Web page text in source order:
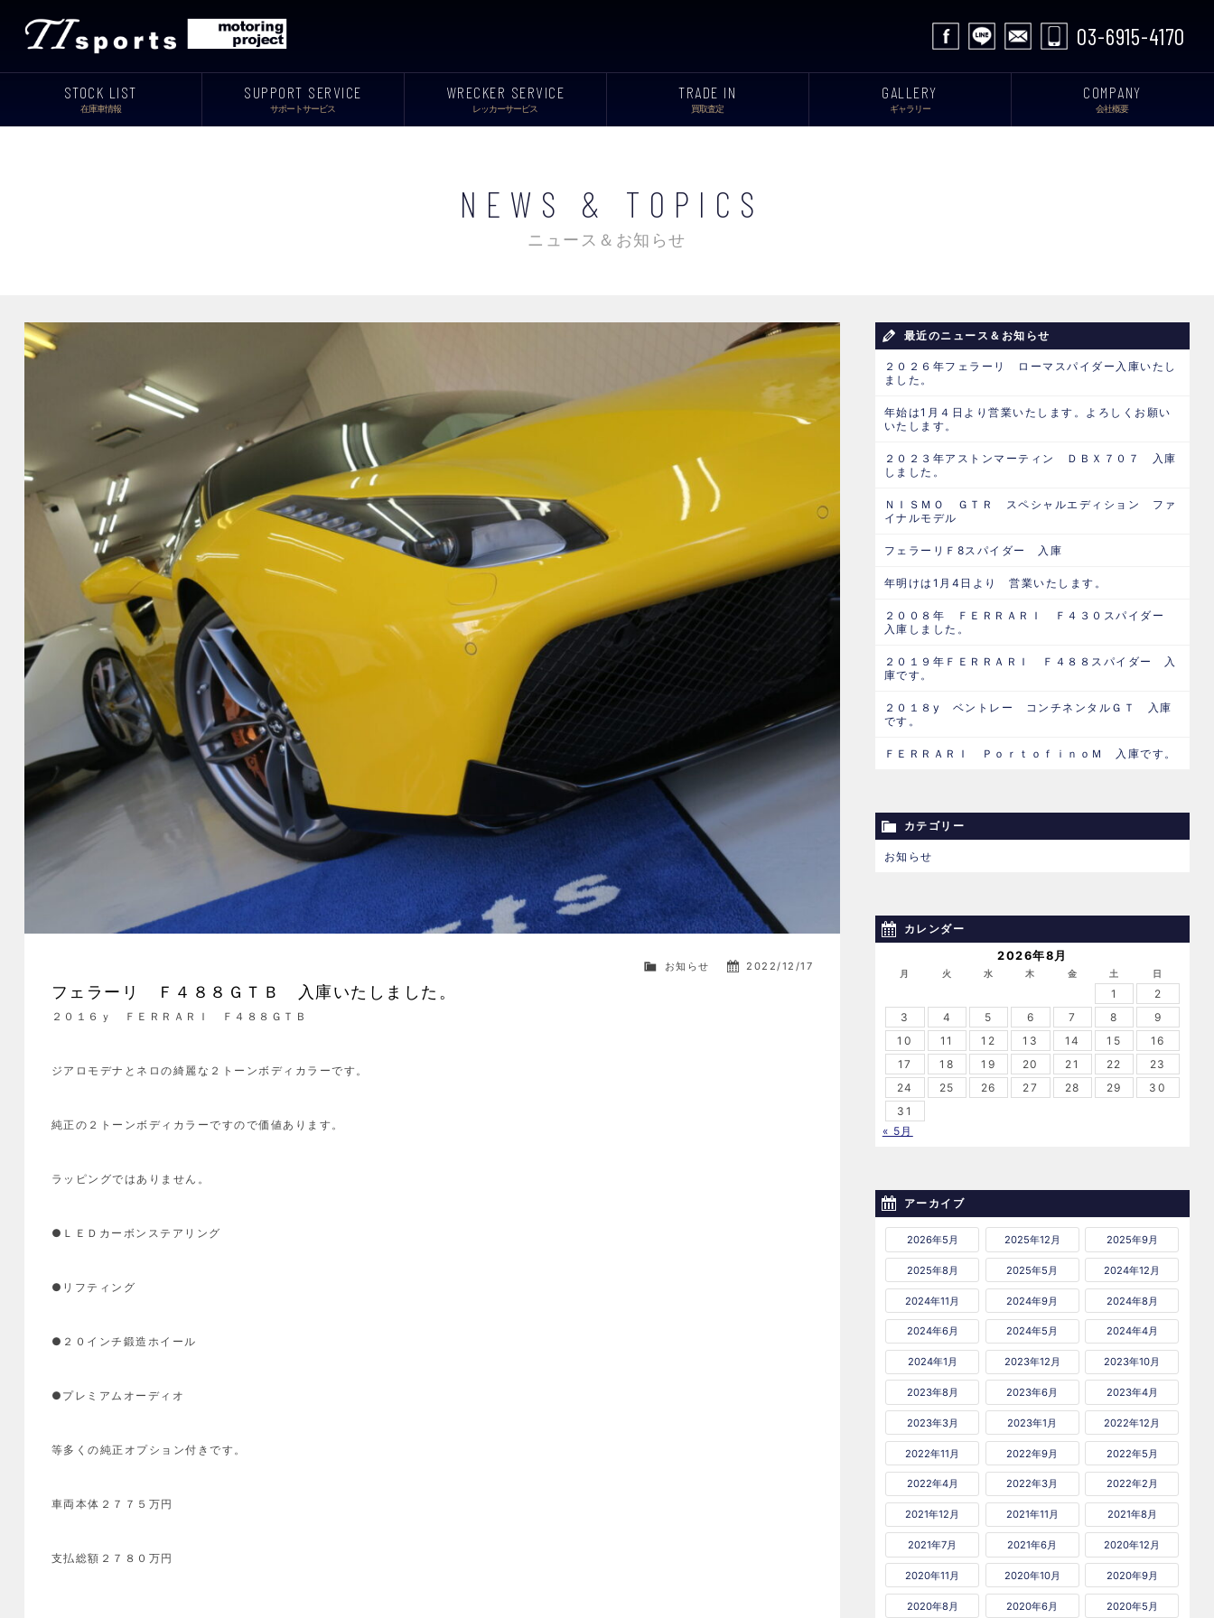
03-6915-4170
STOCK LIST
在庫車情報
SUPPORT SERVICE
サポートサービス
WRECKER SERVICE
レッカーサービス
TRADE IN
買取査定
GALLERY
ギャラリー
COMPANY
会社概要
NEWS & TOPICS
ニュース＆お知らせ
2022/12/17
お知らせ
フェラーリ Ｆ４８８ＧＴＢ 入庫いたしました。
２０１６ｙ ＦＥＲＲＡＲＩ Ｆ４８８ＧＴＢ
ジアロモデナとネロの綺麗な２トーンボディカラーです。
純正の２トーンボディカラーですので価値あります。
ラッピングではありません。
●ＬＥＤカーボンステアリング
●リフティング
●２０インチ鍛造ホイール
●プレミアムオーディオ
等多くの純正オプション付きです。
車両本体２７７５万円
支払総額２７８０万円
最近のニュース＆お知らせ
２０２６年フェラーリ ローマスパイダー入庫いたし
ました。
年始は1月４日より営業いたします。よろしくお願い
いたします。
２０２３年アストンマーティン ＤＢＸ７０７ 入庫
しました。
ＮＩＳＭＯ ＧＴＲ スペシャルエディション ファ
イナルモデル
フェラーリＦ8スパイダー 入庫
年明けは1月4日より 営業いたします。
２００８年 ＦＥＲＲＡＲＩ Ｆ４３０スパイダー
入庫しました。
２０１９年ＦＥＲＲＡＲＩ Ｆ４８８スパイダー 入
庫です。
２０１８y ベントレー コンチネンタルＧＴ 入庫
です。
ＦＥＲＲＡＲＩ ＰｏｒｔｏｆｉｎｏＭ 入庫です。
カテゴリー
お知らせ
カレンダー
2026年8月
月 火 水 木 金 土 日
1
2
3
4 5 6 7 8
9
10
11 12 13 14 15
16
17
18 19 20 21 22
23
24
25 26 27 28 29
30
31
« 5月
アーカイブ
2026年5月 2025年12月 2025年9月
2025年8月 2025年5月 2024年12月
2024年11月 2024年9月 2024年8月
2024年6月 2024年5月 2024年4月
2024年1月 2023年12月 2023年10月
2023年8月 2023年6月 2023年4月
2023年3月 2023年1月 2022年12月
2022年11月 2022年9月 2022年5月
2022年4月 2022年3月 2022年2月
2021年12月 2021年11月 2021年8月
2021年7月 2021年6月 2020年12月
2020年11月 2020年10月 2020年9月
2020年8月 2020年6月 2020年5月